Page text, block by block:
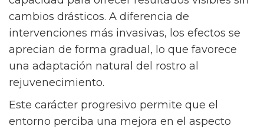
cambios drásticos. A diferencia de
intervenciones más invasivas, los efectos se
aprecian de forma gradual, lo que favorece
una adaptación natural del rostro al
rejuvenecimiento.
Este carácter progresivo permite que el
entorno perciba una mejora en el aspecto